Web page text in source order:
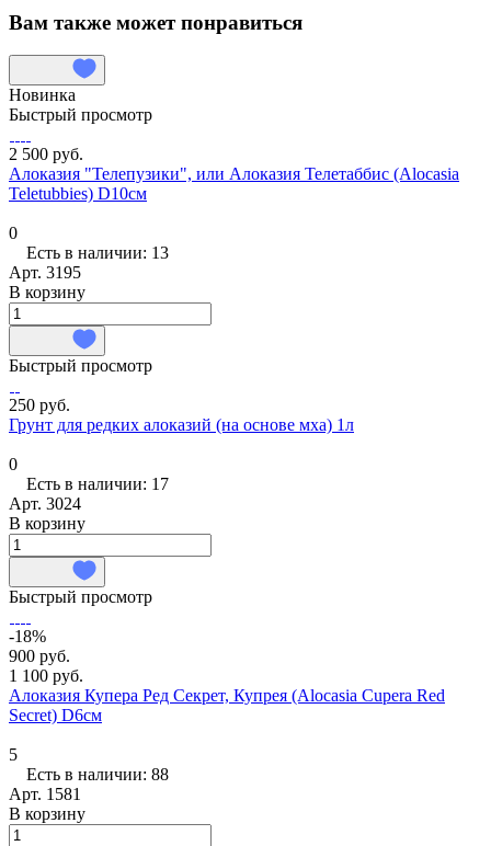
Вам также может понравиться
Новинка
Быстрый просмотр
2 500 руб.
Алоказия "Телепузики", или Алоказия Телетаббис (Alocasia
Teletubbies) D10см
0
Есть в наличии: 13
Арт. 3195
В корзину
Быстрый просмотр
250 руб.
Грунт для редких алоказий (на основе мха) 1л
0
Есть в наличии: 17
Арт. 3024
В корзину
Быстрый просмотр
-18%
900 руб.
1 100 руб.
Алоказия Купера Ред Секрет, Купрея (Alocasia Cupera Red
Secret) D6см
5
Есть в наличии: 88
Арт. 1581
В корзину